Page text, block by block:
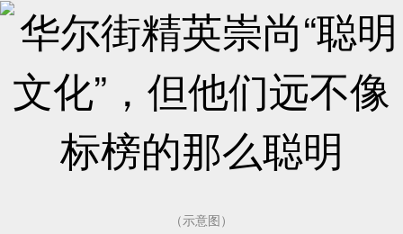
（示意图）